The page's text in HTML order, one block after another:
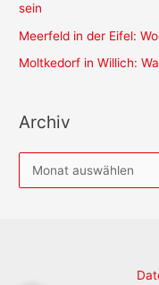
sein
Meerfeld in der Eifel:
Moltkedorf in Willich:
Archiv
r